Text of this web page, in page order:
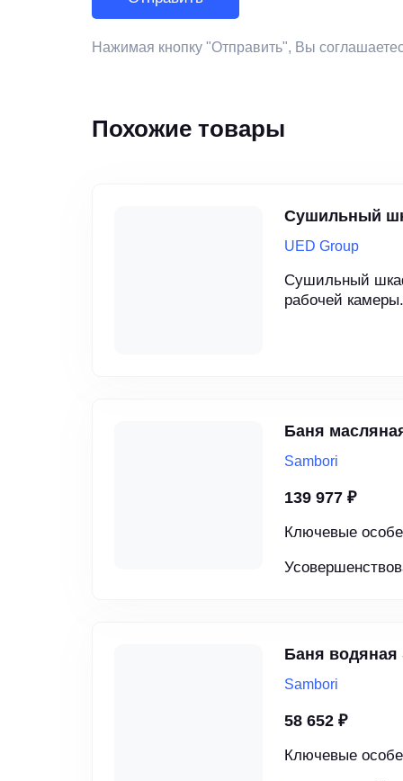
Нажимая кнопку "Отправить", Вы
Похожие товары
Сушильный
UED Group
Сушильный
рабочей
Баня
Sambori
139 977 ₽
Ключевые
Баня водяная
Sambori
58 652 ₽
Ключевые